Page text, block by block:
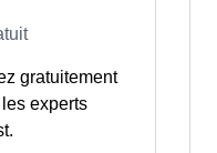
gratuitement
experts